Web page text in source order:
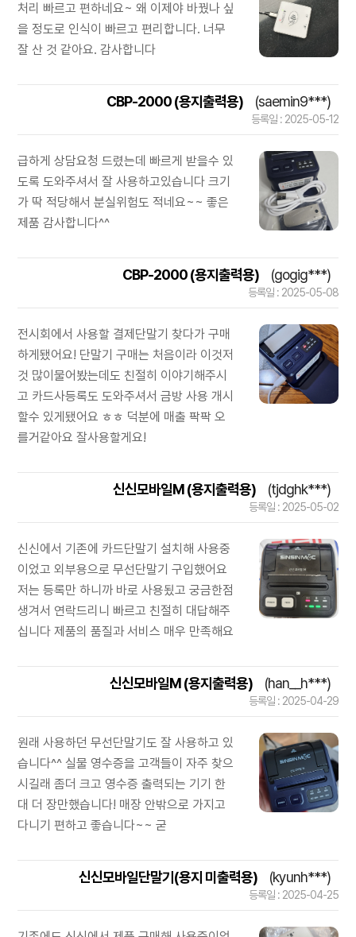
처리 빠르고 편하네요~ 왜 이제야 바꿨나 싶
을 정도로 인식이 빠르고 편리합니다. 너무
잘 산 것 같아요. 감사합니다
CBP-2000 (용지출력용) (saemin9***)
등록일 : 2025-05-12
급하게 상담요청 드렸는데 빠르게 받을수 있
도록 도와주셔서 잘 사용하고있습니다 크기
가 딱 적당해서 분실위험도 적네요~~ 좋은
제품 감사합니다^^
CBP-2000 (용지출력용) (gogig***)
등록일 : 2025-05-08
전시회에서 사용할 결제단말기 찾다가 구매
하게됐어요! 단말기 구매는 처음이라 이것저
것 많이물어봤는데도 친절히 이야기해주시
고 카드사등록도 도와주셔서 금방 사용 개시
할수 있게됐어요 ㅎㅎ 덕분에 매출 팍팍 오
를거같아요 잘사용할게요!
신신모바일M (용지출력용) (tjdghk***)
등록일 : 2025-05-02
신신에서 기존에 카드단말기 설치해 사용중
이었고 외부용으로 무선단말기 구입했어요
저는 등록만 하니까 바로 사용됬고 궁금한점
생겨서 연락드리니 빠르고 친절히 대답해주
십니다 제품의 품질과 서비스 매우 만족해요
신신모바일M (용지출력용) (han__h***)
등록일 : 2025-04-29
원래 사용하던 무선단말기도 잘 사용하고 있
습니다^^ 실물 영수증을 고객들이 자주 찾으
시길래 좀더 크고 영수증 출력되는 기기 한
대 더 장만했습니다! 매장 안밖으로 가지고
다니기 편하고 좋습니다~~ 굳
신신모바일단말기(용지 미출력용) (kyunh***)
등록일 : 2025-04-25